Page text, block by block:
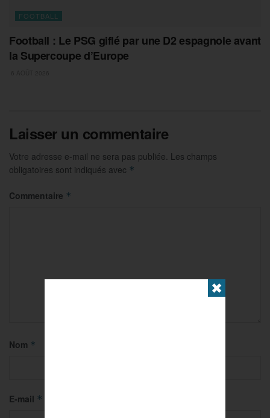
FOOTBALL
Football : Le PSG giflé par une D2 espagnole avant
la Supercoupe d’Europe
Laisser un commentaire
Votre adresse e-mail ne sera pas publiée. Les champs
obligatoires sont indiqués avec *
Commentaire *
Nom *
E-mail *
✖